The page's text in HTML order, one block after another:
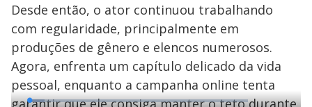
Desde então, o ator continuou trabalhando
com regularidade, principalmente em
produções de gênero e elencos numerosos.
Agora, enfrenta um capítulo delicado da vida
pessoal, enquanto a campanha online tenta
garantir que ele consiga manter o teto durante
L